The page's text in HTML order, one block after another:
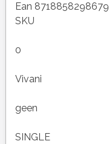
Ean 8718858298679
SKU
0
Vivani
geen
SINGLE